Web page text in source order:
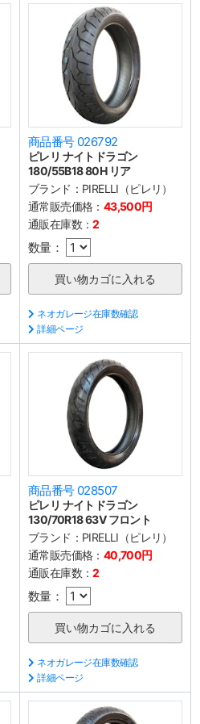
商品番号 026792
ピレリ ナイトドラゴン
180/55B18 80H リア
ブランド： PIRELLI（ピレリ）
通常販売価格： 43,500円
通販在庫数：2
数量：
ネオガレージ在庫数確認
詳細ページ
商品番号 028507
ピレリ ナイトドラゴン
130/70R18 63V フロント
ブランド： PIRELLI（ピレリ）
通常販売価格： 40,700円
通販在庫数：2
数量：
ネオガレージ在庫数確認
詳細ページ